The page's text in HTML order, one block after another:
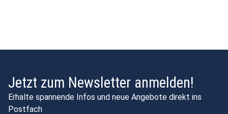
Jetzt zum Newsletter anmelden!
Erhalte spannende Infos und neue Angebote direkt ins
Postfach